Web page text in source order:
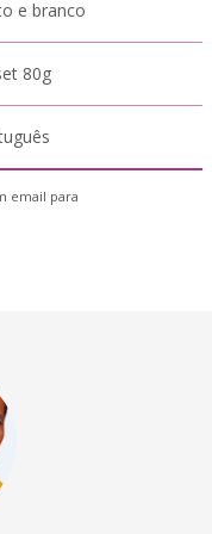
e branco
80g
email para